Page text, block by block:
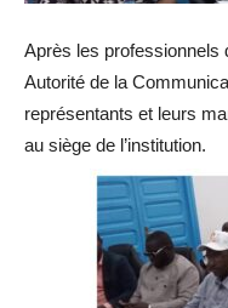
Après les professionnels
Autorité de la
représentants et leurs
au siège de l’institution.